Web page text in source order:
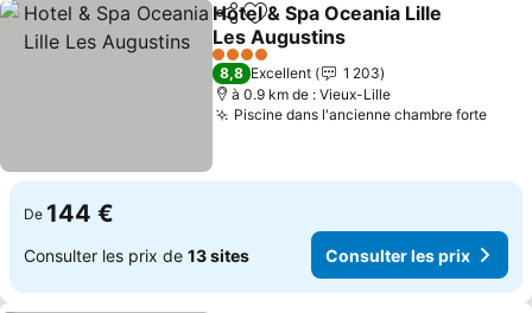
PartagerAjouter à mes favoris
Hotel & Spa Oceania Lille
Les Augustins
Consulter les prix
4 Étoiles
8,8 Excellent
1 203
à 0.9 km de : Vieux-Lille
Piscine dans l'ancienne chambre forte
De 144 €
Consulter les prix de 13 sites Consulter les prix